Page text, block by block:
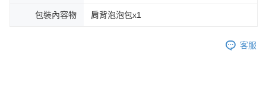
包裝內容物 肩背泡泡包x1
客服